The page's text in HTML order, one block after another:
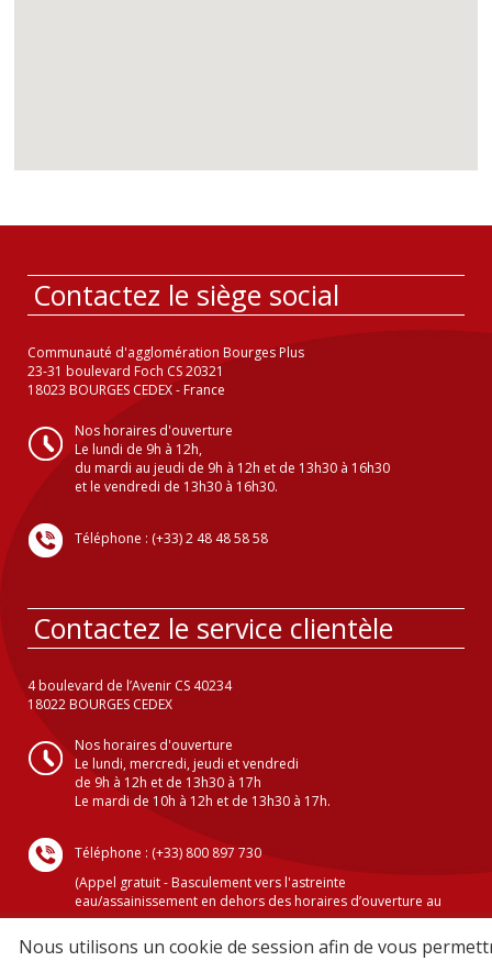
Contactez le siège social
Communauté d'agglomération Bourges Plus
23-31 boulevard Foch CS 20321
18023 BOURGES CEDEX - France
Nos horaires d'ouverture
Le lundi de 9h à 12h,
du mardi au jeudi de 9h à 12h et de 13h30 à 16h30
et le vendredi de 13h30 à 16h30.
Téléphone : (+33) 2 48 48 58 58
Contactez le service clientèle
4 boulevard de l’Avenir CS 40234
18022 BOURGES CEDEX
Nos horaires d'ouverture
Le lundi, mercredi, jeudi et vendredi
de 9h à 12h et de 13h30 à 17h
Le mardi de 10h à 12h et de 13h30 à 17h.
Téléphone : (+33) 800 897 730
(Appel gratuit - Basculement vers l'astreinte
eau/assainissement en dehors des horaires d’ouverture au
public )
Nous utilisons un cookie de session afin de vous